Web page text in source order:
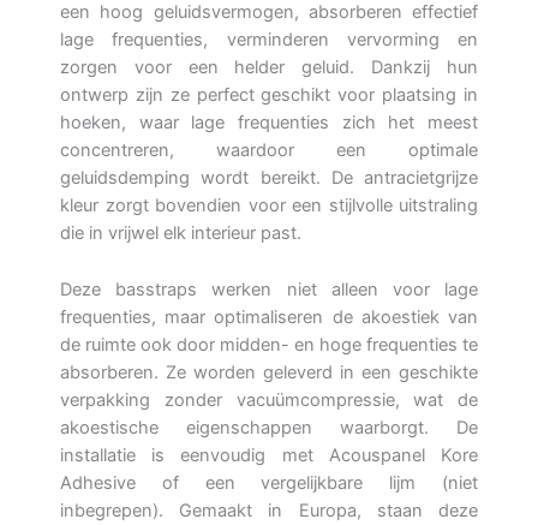
een hoog geluidsvermogen, absorberen effectief
lage frequenties, verminderen vervorming en
zorgen voor een helder geluid. Dankzij hun
ontwerp zijn ze perfect geschikt voor plaatsing in
hoeken, waar lage frequenties zich het meest
concentreren, waardoor een optimale
geluidsdemping wordt bereikt. De antracietgrijze
kleur zorgt bovendien voor een stijlvolle uitstraling
die in vrijwel elk interieur past.
Deze basstraps werken niet alleen voor lage
frequenties, maar optimaliseren de akoestiek van
de ruimte ook door midden- en hoge frequenties te
absorberen. Ze worden geleverd in een geschikte
verpakking zonder vacuümcompressie, wat de
akoestische eigenschappen waarborgt. De
installatie is eenvoudig met Acouspanel Kore
Adhesive of een vergelijkbare lijm (niet
inbegrepen). Gemaakt in Europa, staan deze